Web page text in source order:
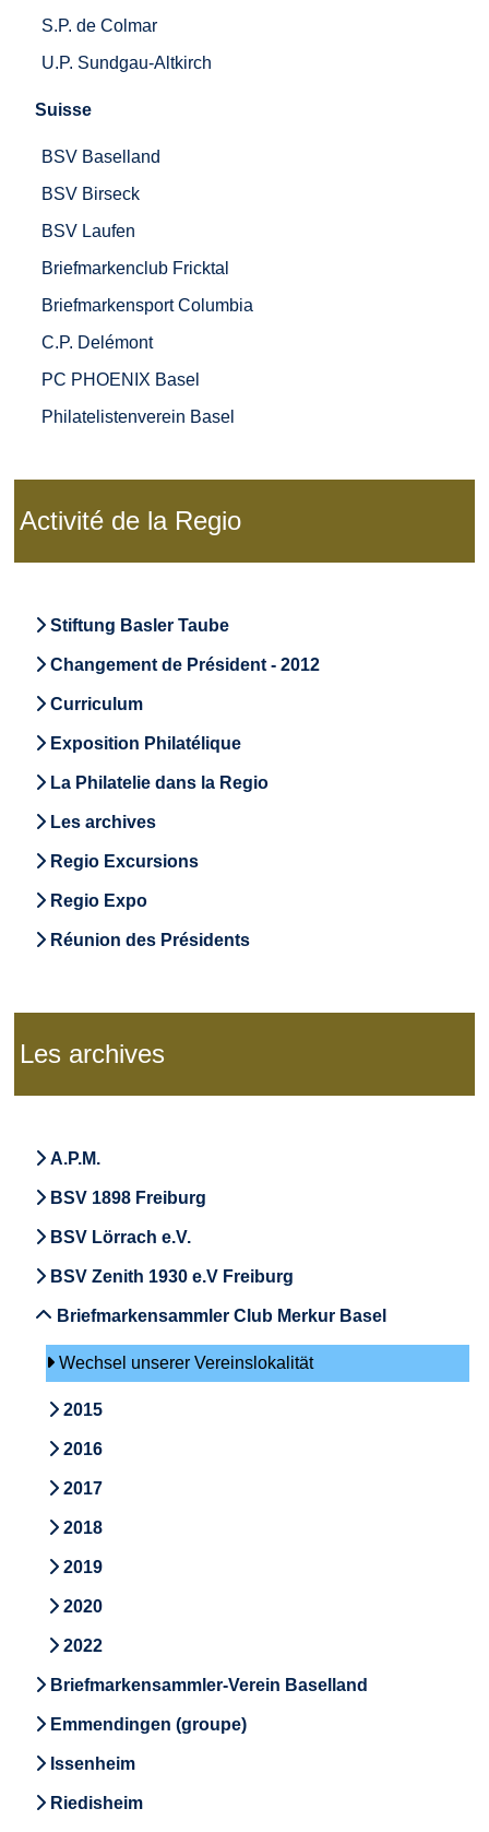
S.P. de Colmar
U.P. Sundgau-Altkirch
Suisse
BSV Baselland
BSV Birseck
BSV Laufen
Briefmarkenclub Fricktal
Briefmarkensport Columbia
C.P. Delémont
PC PHOENIX Basel
Philatelistenverein Basel
Activité de la Regio
Stiftung Basler Taube
Changement de Président - 2012
Curriculum
Exposition Philatélique
La Philatelie dans la Regio
Les archives
Regio Excursions
Regio Expo
Réunion des Présidents
Les archives
A.P.M.
BSV 1898 Freiburg
BSV Lörrach e.V.
BSV Zenith 1930 e.V Freiburg
Briefmarkensammler Club Merkur Basel
Wechsel unserer Vereinslokalität
2015
2016
2017
2018
2019
2020
2022
Briefmarkensammler-Verein Baselland
Emmendingen (groupe)
Issenheim
Riedisheim